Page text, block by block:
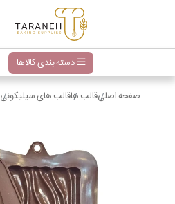
دسته بندی کالاها
صفحه اصلیقالب هاقالب های سیلیکونی